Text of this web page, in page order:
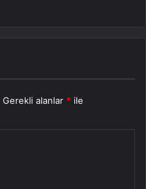
Gerekli alanlar * ile